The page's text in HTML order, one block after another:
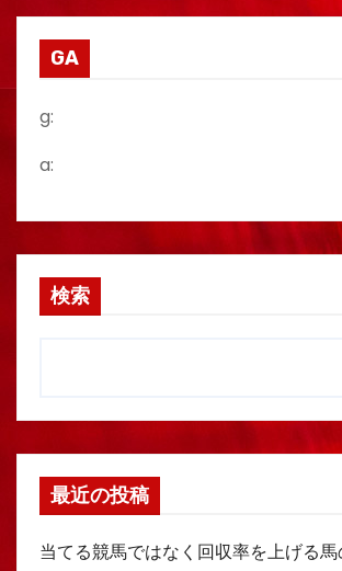
GA
g:
a:
検索
最近の投稿
当てる競馬ではなく回収率を上げる